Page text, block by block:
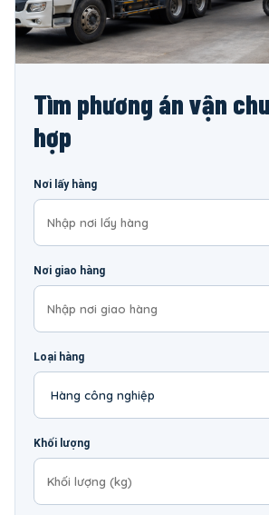
Tìm phương án vận
hợp
Nơi lấy hàng
Nơi giao hàng
Loại hàng
Khối lượng